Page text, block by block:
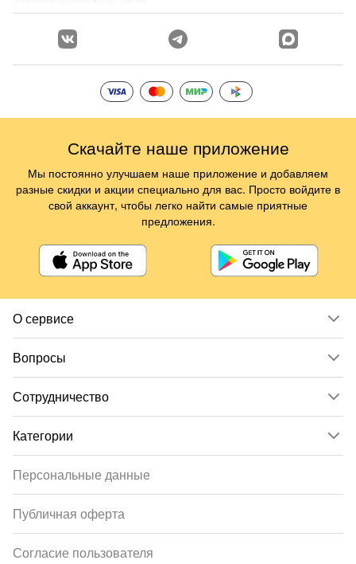
О сервисе
Вопросы
Сотрудничество
Категории
Персональные данные
Публичная оферта
Согласие пользователя
Скачайте наше приложение
Мы постоянно улучшаем наше приложение и добавляем
разные скидки и акции специально для вас. Просто войдите в
свой аккаунт, чтобы легко найти самые приятные
предложения.